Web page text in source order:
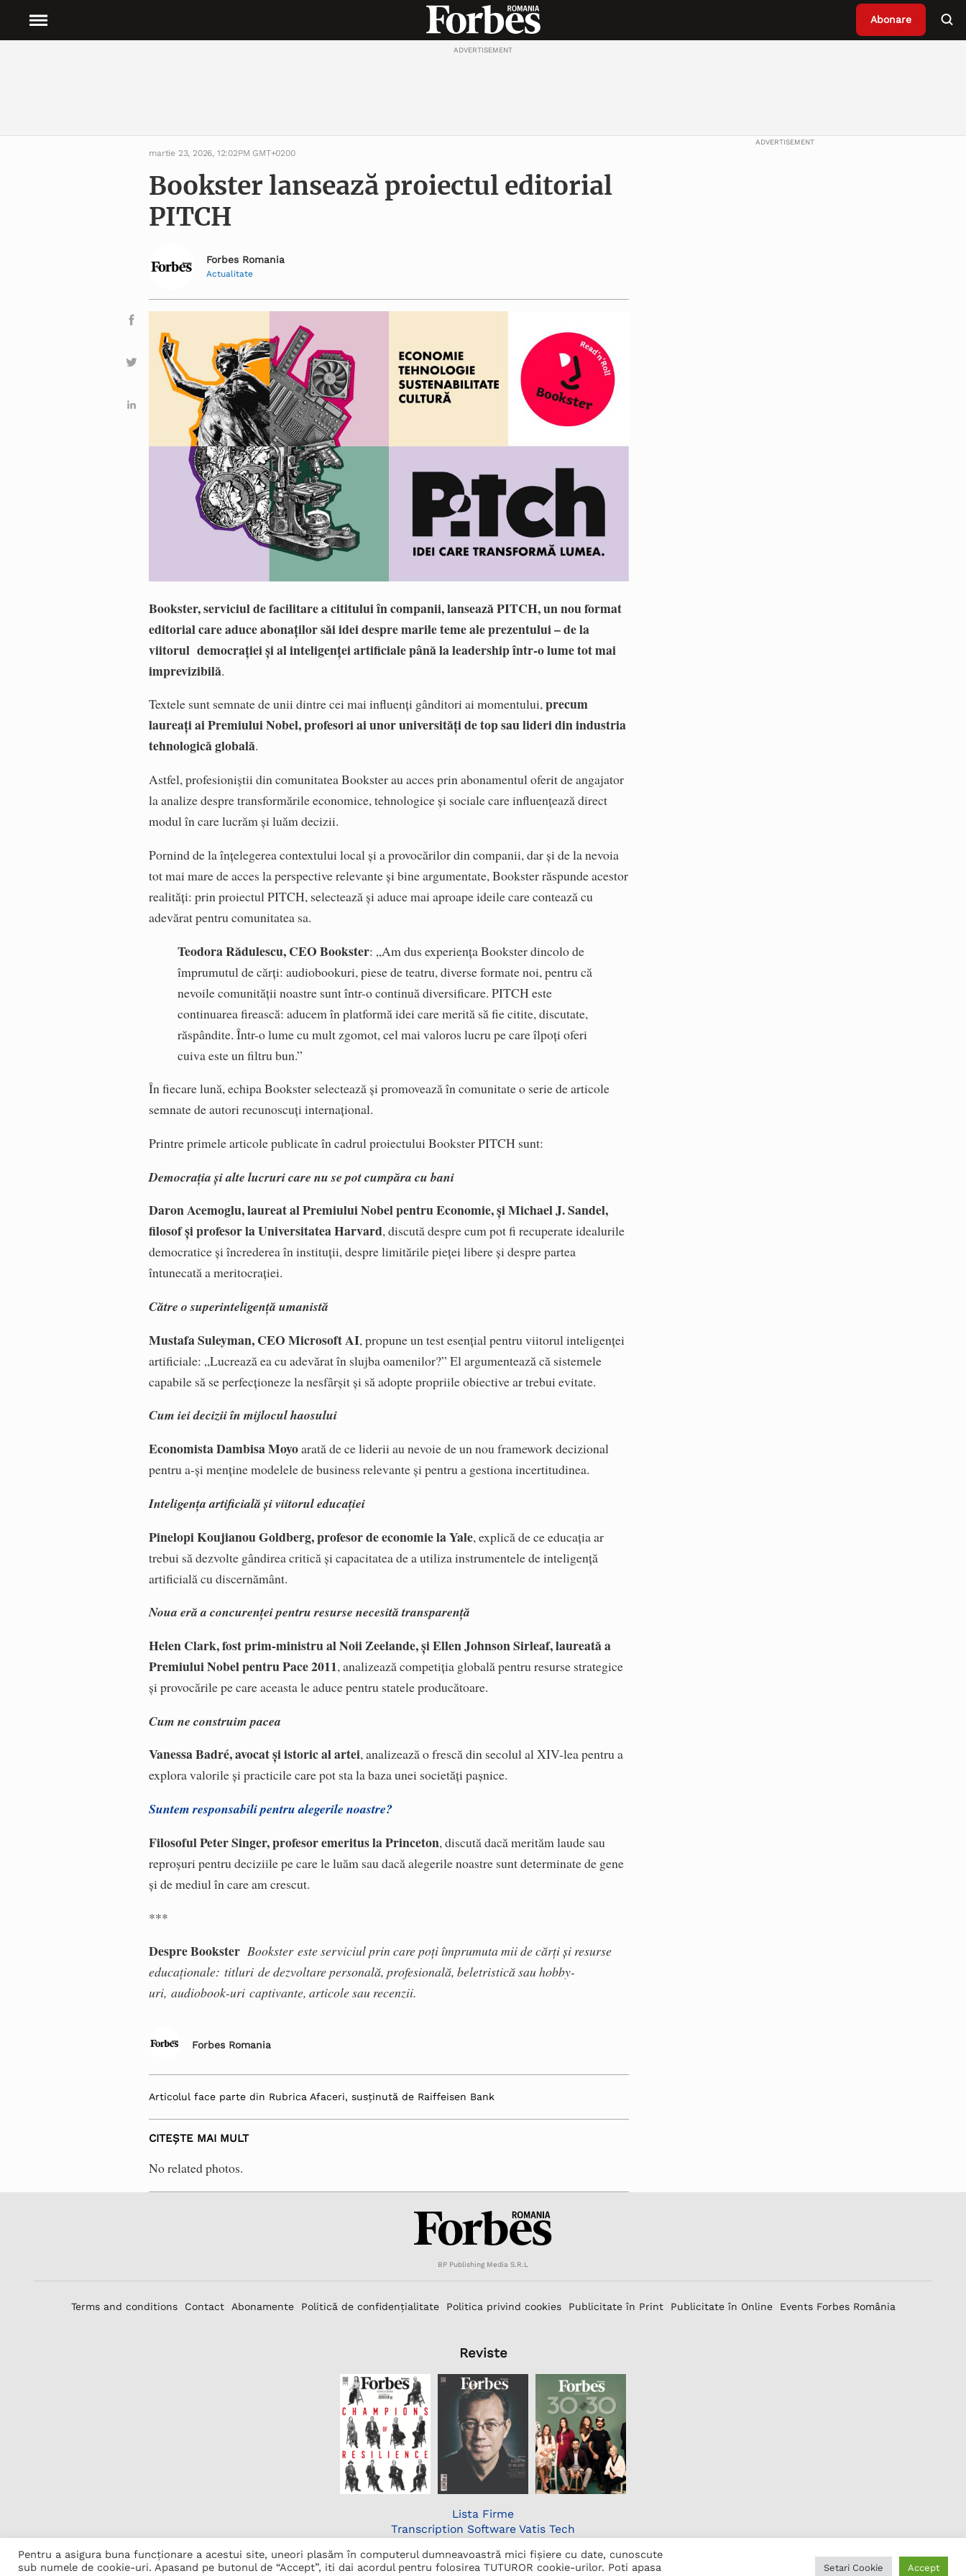
Abonare
ADVERTISEMENT
martie 23, 2026, 12:02PM GMT+0200
Bookster lansează proiectul editorial
PITCH
Forbes Romania
Actualitate
Bookster, serviciul de facilitare a cititului în companii,lansează PITCH, un nou format
editorial care aduce abonaților săiidei despre marile teme ale prezentului – de la
viitorul democrației și al inteligenței artificiale până la leadership într-o lume tot mai
imprevizibilă.
Textele sunt semnate de unii dintre cei mai influenți gânditori ai momentului,precum
laureați ai Premiului Nobel, profesori ai unor universități de top sau lideri din industria
tehnologică globală.
Astfel, profesioniștii din comunitatea Bookster au acces prin abonamentul oferit de angajator
la analize despre transformările economice, tehnologice și sociale care influențează direct
modul în care lucrăm și luăm decizii.
Pornind de la înțelegerea contextului local și a provocărilor din companii, dar și de la nevoia
tot mai mare de acces la perspective relevante și bine argumentate, Bookster răspunde acestor
realități: prin proiectul PITCH, selectează și aduce mai aproape ideile care contează cu
adevărat pentru comunitatea sa.
Teodora Rădulescu, CEO Bookster: „Am dus experiența Bookster dincolo de
împrumutul de cărți: audiobookuri, piese de teatru, diverse formate noi, pentru că
nevoile comunității noastre sunt într-o continuă diversificare. PITCH este
continuarea firească: aducem în platformă idei care merită să fie citite, discutate,
răspândite. Într-o lume cu mult zgomot, cel mai valoros lucru pe care îlpoți oferi
cuiva este un filtru bun.”
În fiecare lună, echipa Bookster selectează și promovează în comunitate o serie de articole
semnate de autori recunoscuți internațional.
Printre primele articole publicate în cadrul proiectului Bookster PITCH sunt:
Democrația și alte lucruri care nu se pot cumpăra cu bani
Daron Acemoglu, laureat al Premiului Nobel pentru Economie, și Michael J. Sandel,
filosof și profesor la Universitatea Harvard, discută despre cum pot fi recuperate idealurile
democratice și încrederea în instituții, despre limitările pieței libere și despre partea
întunecată a meritocrației.
Către o superinteligență umanistă
Mustafa Suleyman, CEO Microsoft AI, propune un test esențial pentru viitorul inteligenței
artificiale: „Lucrează ea cu adevărat în slujba oamenilor?” El argumentează că sistemele
capabile să se perfecționeze la nesfârșit și să adopte propriile obiective ar trebui evitate.
Cum iei decizii în mijlocul haosului
Economista Dambisa Moyoarată de ce liderii au nevoie de un nou framework decizional
pentru a-și menține modelele de business relevante și pentru a gestiona incertitudinea.
Inteligența artificială și viitorul educației
Pinelopi Koujianou Goldberg, profesor de economie la Yale, explică de ce educația ar
trebui să dezvolte gândirea critică și capacitatea de a utiliza instrumentele de inteligență
artificială cu discernământ.
Noua eră a concurenței pentru resurse necesită transparență
Helen Clark, fost prim-ministru al Noii Zeelande, și Ellen Johnson Sirleaf, laureată a
Premiului Nobel pentru Pace 2011, analizează competiția globală pentru resurse strategice
și provocările pe care aceasta le aduce pentru statele producătoare.
Cum ne construim pacea
Vanessa Badré, avocat și istoric al artei, analizează o frescă din secolul al XIV-lea pentru a
explora valorile și practicile care pot sta la baza unei societăți pașnice.
Suntem responsabili pentru alegerile noastre?
Filosoful Peter Singer, profesor emeritus la Princeton, discută dacă merităm laude sau
reproșuri pentru deciziile pe care le luăm sau dacă alegerile noastre sunt determinate de gene
și de mediul în care am crescut.
***
Despre BooksterBookster este serviciul prin care poți împrumuta mii de cărți și resurse
educaționale: titluri de dezvoltare personală, profesională, beletristică sau hobby-
uri, audiobook-uri captivante, articole sau recenzii.
Forbes Romania
Articolul face parte din Rubrica Afaceri, susținută de Raiffeisen Bank
CITEȘTE MAI MULT
No related photos.
BP Publishing Media S.R.L
Terms and conditions Contact Abonamente Politică de confidențialitate Politica privind cookies Publicitate în Print Publicitate în Online Events Forbes România
Reviste
Lista Firme
Transcription Software Vatis Tech
Găzduire web
Pentru a asigura buna funcționare a acestui site, uneori plasăm în computerul dumneavoastră mici fișiere cu date, cunoscute
sub numele de cookie-uri. Apasand pe butonul de “Accept”, iti dai acordul pentru folosirea TUTUROR cookie-urilor. Poti apasa
Setari Cookie Accept